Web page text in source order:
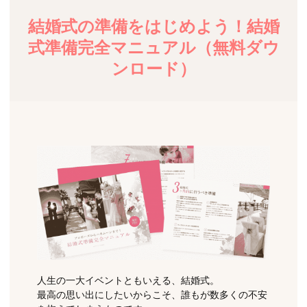
結婚式の準備をはじめよう！結婚
式準備完全マニュアル（無料ダウ
ンロード）
人生の一大イベントともいえる、結婚式。
最高の思い出にしたいからこそ、誰もが数多くの不安